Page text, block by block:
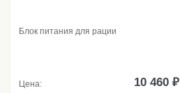
Блок питания для рации
Цена: 10 460 ₽